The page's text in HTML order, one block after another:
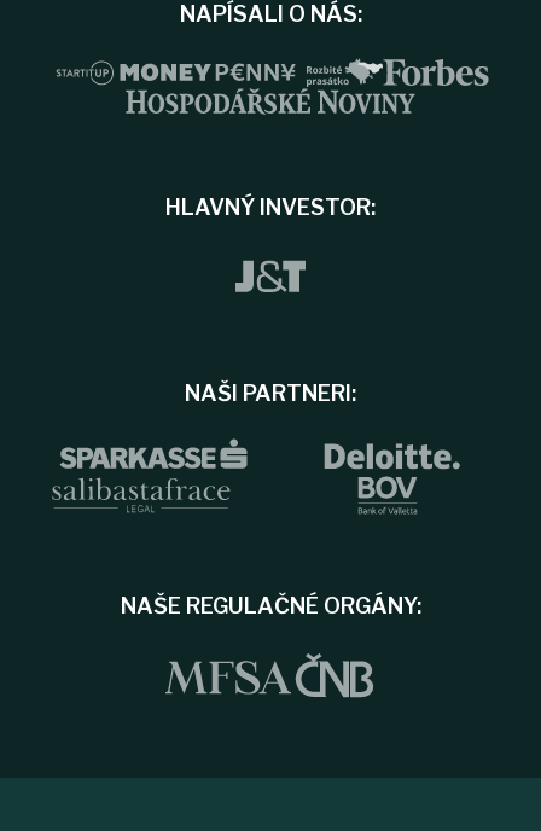
NAPÍSALI O NÁS:
HLAVNÝ INVESTOR:
NAŠI PARTNERI:
NAŠE REGULAČNÉ ORGÁNY: